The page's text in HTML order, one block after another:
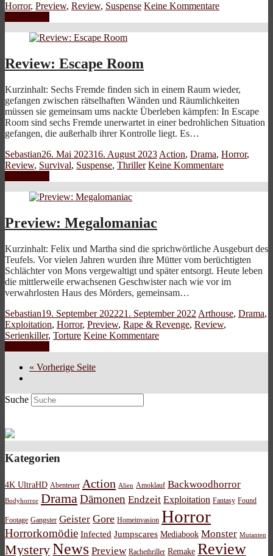
Horror, Preview, Review, Suspense Keine Kommentare
Review: Escape Room
Kurzinhalt: Sechs Fremde finden sich in einem Raum wieder,
gefangen zwischen rätselhaften Wänden und Räumlichkeiten
müssen sie gemeinsam ums nackte Überleben kämpfen: In Escape
Room sind sechs Fremde unerwartet in einer bedrohlichen Situation
gefangen, die außerhalb ihrer Kontrolle liegt. Es…
Sebastian26. Mai 202316. August 2023 Action, Drama, Horror,
Review, Survival, Suspense, Thriller Keine Kommentare
Preview: Megalomaniac
Kurzinhalt: Felix und Martha sind die sprichwörtliche Ausgeburt des
Teufels. Vor vielen Jahren wurden ihre Mütter vom berüchtigten
Schlächter von Mons vergewaltigt und später entsorgt. Heute leben
die mittlerweile erwachsenen Geschwister nach wie vor im
verwahrlosten Haus des Mörders, gemeinsam…
Sebastian19. September 202221. September 2022 Arthouse, Drama,
Exploitation, Horror, Preview, Rape & Revenge, Review,
Serienkiller, Torture Keine Kommentare
« Vorherige Seite
Suche
Kategorien
4K UltraHD Abenteuer Action Alien Amoklauf Backwoodhorror
Bodyhorror DramaDämonen Endzeit Exploitation Fantasy Found
Footage Gangster Geister Gore Homeinvasion Horror
Horrorkomödie Infected Jumpscares Mediabook Monster Mutanten
MysteryNews Preview Rachethriller Remake Review